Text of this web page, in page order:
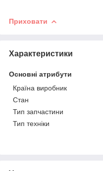
Приховати
Характеристики
Основні атрибути
Країна виробник
Стан
Тип запчастини
Тип техніки